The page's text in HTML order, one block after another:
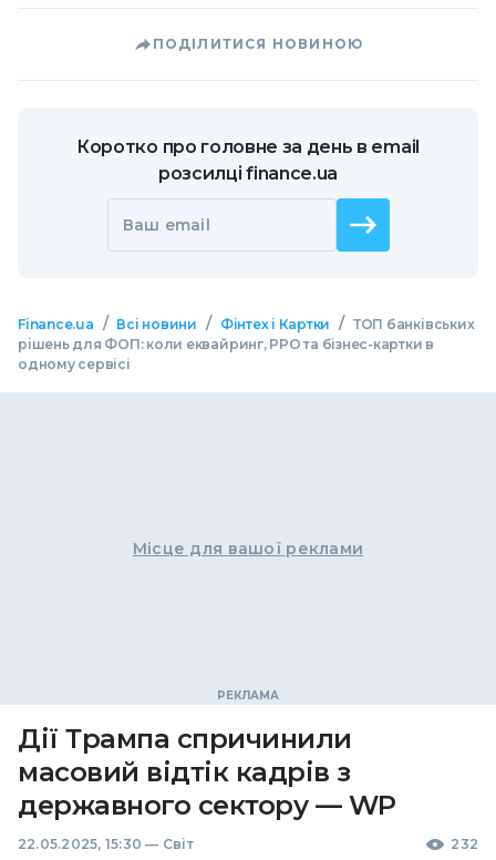
ПОДІЛИТИСЯ НОВИНОЮ
Коротко про головне за день в email
розсилці finance.ua
Ваш email
Finance.ua / Всі новини / Фінтех і Картки / ТОП банківських
рішень для ФОП: коли еквайринг, РРО та бізнес-картки в
одному сервісі
Місце для вашої реклами
Дії Трампа спричинили
масовий відтік кадрів з
державного сектору — WP
22.05.2025, 15:30 — Світ 232